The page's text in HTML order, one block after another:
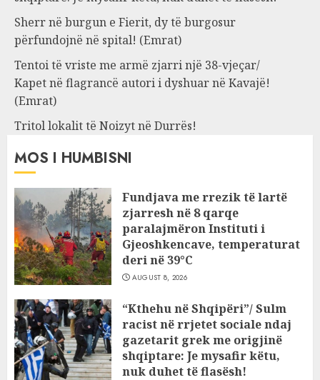
Sherr në burgun e Fierit, dy të burgosur
përfundojnë në spital! (Emrat)
Tentoi të vriste me armë zjarri një 38-vjeçar/
Kapet në flagrancë autori i dyshuar në Kavajë!
(Emrat)
Tritol lokalit të Noizyt në Durrës!
MOS I HUMBISNI
Fundjava me rrezik të lartë
zjarresh në 8 qarqe
paralajmëron Instituti i
Gjeoshkencave, temperaturat
deri në 39°C
AUGUST 8, 2026
“Kthehu në Shqipëri”/ Sulm
racist në rrjetet sociale ndaj
gazetarit grek me origjinë
shqiptare: Je mysafir këtu,
nuk duhet të flasësh!